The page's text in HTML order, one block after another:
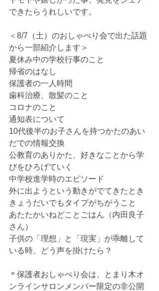
できたらうれしいです。
＜8/7（土）のおしゃべり会で出た話題
から一部紹介します＞
夏休み中の学校行事のこと
帰省のはなし
保護者の一人時間
歯科治療、散髪のこと
コロナのこと
通知表について
10代後半のお子さんを持つかたのあい
だでの情報交換
公教育のありかた、好きなことから学
びをひろげていく
中学校進学時のエピソード
外に出ようという動きがでてきたとき
きょうだいでもタイプがちがうこと
あたたかいねどことごはん（内田良子
さん）
子供の「理想」と「現実」が乖離して
いる時、どう声を掛けたら？
＊保護者おしゃべり会は、とまり木オ
ンラインサロンメンバー限定の非公開